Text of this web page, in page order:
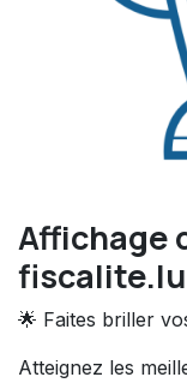
Affichage
fiscalite.lu
🌟 Faites briller
Atteignez les